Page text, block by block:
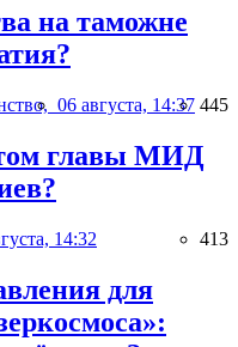
на таможне
06 августа, 14:37 445
главы МИД
14:32 413
для